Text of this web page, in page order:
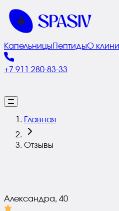
Капельницы ПептидыО
+7 911 280-83-33
Главная
Отзывы
Александра, 40